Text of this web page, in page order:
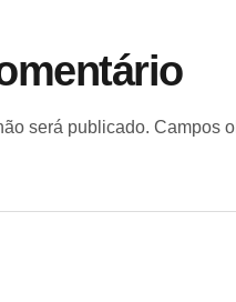
será publicado. Campos